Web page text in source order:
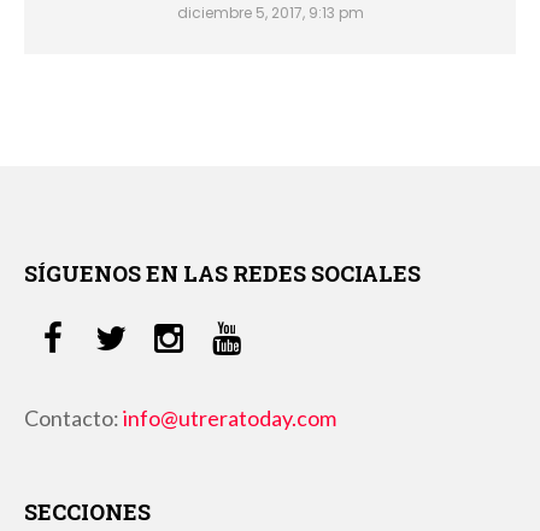
diciembre 5, 2017, 9:13 pm
SÍGUENOS EN LAS REDES SOCIALES
Contacto:info@utreratoday.com
SECCIONES